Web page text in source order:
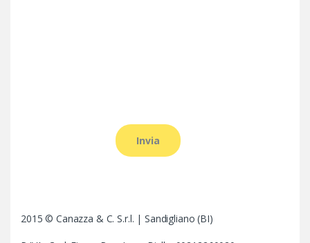
2015 © Canazza & C. S.r.l. | Sandigliano (BI)